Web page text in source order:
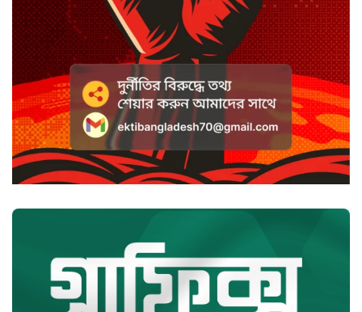
হাসানের ৪ উইকেটের দিনে ধুঁকছে
বাংলাদেশ